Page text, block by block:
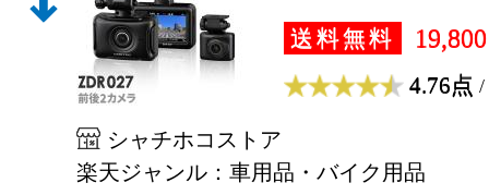
送料無料
4.76点 /
シャチホコストア
楽天ジャンル：車用品・バイク用品